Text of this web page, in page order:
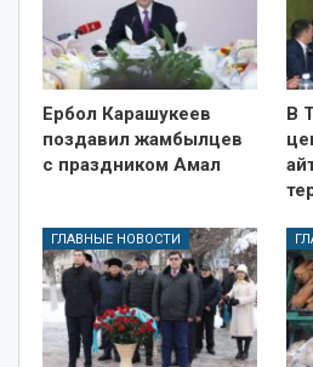
Ербол Карашукеев
поздавил жамбылцев
с праздником Амал
В
ГЛАВНЫЕ НОВОСТИ